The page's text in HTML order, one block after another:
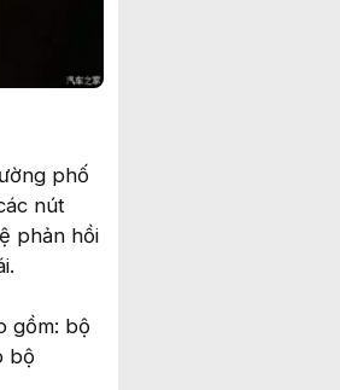
phố
nút
phản hồi
gồm: bộ
bộ